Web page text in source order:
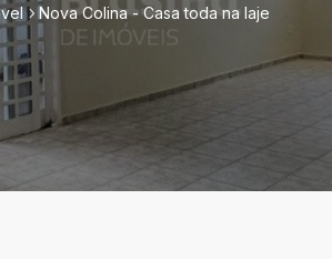
Nova Colina - Casa toda na laje